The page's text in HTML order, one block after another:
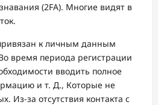
(2FA). Многие видят в
к личным данным
время периода регистрации
вводить полное
и т. Д., Которые не
Из-за отсутствия контакта с